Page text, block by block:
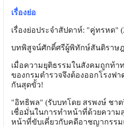
เรื่องย่อ
เรื่องย่อประจำสัปดาห์: "คู่ทรหด"
บทพิสูจน์ศักดิ์ศรีผู้พิทักษ์สันติราษฎ
เมื่อความยุติธรรมในสังคมถูกท้า
ของกรมตำรวจจึงต้องออกโรงฟ
กันสุดขั้ว!
"อิทธิพล" (รับบทโดย สรพงษ์ ชา
เชื่อมั่นในการทำหน้าที่ด้วยควา
หน้าที่ขับเคี่ยวกับคดีอาชญากรรม